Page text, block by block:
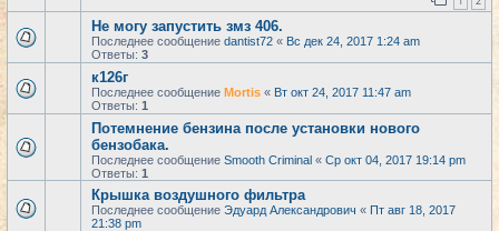
Не могу запустить змз 406.
Последнее сообщение dantist72 « Вс дек 24, 2017 1:24 am
Ответы: 3
к126г
Последнее сообщение Mortis « Вт окт 24, 2017 11:47 am
Ответы: 1
Потемнение бензина после установки нового
бензобака.
Последнее сообщение Smooth Criminal « Ср окт 04, 2017 19:14 pm
Ответы: 1
Крышка воздушного фильтра
Последнее сообщение Эдуард Александрович « Пт авг 18, 2017
21:38 pm